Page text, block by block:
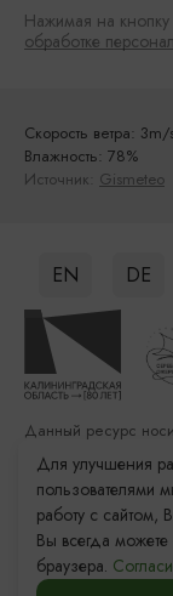
Нажимая на кнопку
обработке
Скорость ветра: 3m/
Влажность: 78%
Источник: Gismeteo
EN DE
© 2011–2026
Данный ресурс
несет
сторонними
Разработка сайта:
Продвижение
Для улучшения
пользователями
работу с сайтом,
Вы всегда
браузера.